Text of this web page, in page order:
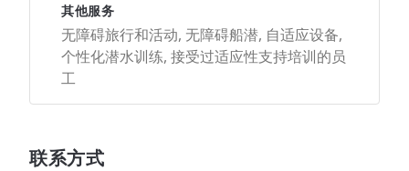
其他服务
无障碍旅行和活动, 无障碍船潜, 自适应设备,
个性化潜水训练, 接受过适应性支持培训的员
工
联系方式